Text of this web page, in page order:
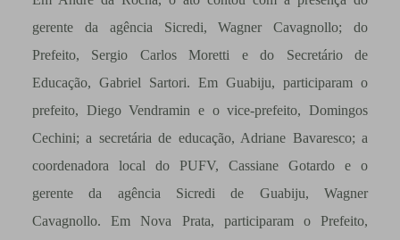
gerente da agência Sicredi, Wagner Cavagnollo; do
Prefeito, Sergio Carlos Moretti e do Secretário de
Educação, Gabriel Sartori. Em Guabiju, participaram o
prefeito, Diego Vendramin e o vice-prefeito, Domingos
Cechini; a secretária de educação, Adriane Bavaresco; a
coordenadora local do PUFV, Cassiane Gotardo e o
gerente da agência Sicredi de Guabiju, Wagner
Cavagnollo. Em Nova Prata, participaram o Prefeito,